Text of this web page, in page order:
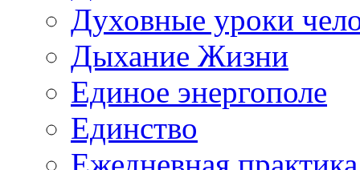
Духовные уроки
Дыхание Жизни
Единое энергополе
Единство